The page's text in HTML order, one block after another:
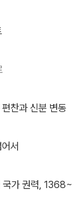
찬과 신분 변동
서
가 권력, 1368~